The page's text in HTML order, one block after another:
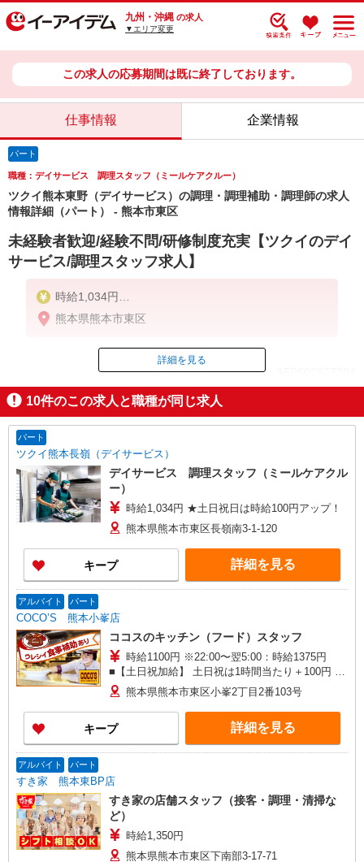
九州・沖縄 の求人
▼エリア変更
この求人の応募期間は既に終了しております。
仕事情報 企業情報
パート
職種：デイサービス 調理スタッフ（ミールケアクルー）
ツクイ熊本東野（デイサービス）の調理・調理補助・調理師の求人
情報詳細（パート） - 熊本市東区
未経験者歓迎/経験不問/研修制度充実【ツクイのデイ
サービス/調理スタッフ求人】
時給1,034円
★土日祝日は時給100円アップ！
熊本県熊本市東区
ID：AE0602827304
掲載期間終了
詳細を見る
10件のこの求人と職種が同じ求人
パート
ツクイ熊本長嶺（デイサービス）
デイサービス 調理スタッフ（ミールケアクル
ー）
時給1,034円 ★土日祝日は時給100円アップ！
熊本県熊本市東区長嶺南3-1-120
キープ 詳細を見る
アルバイト パート
COCO’S 熊本小峯店
ココスのキッチン（フード）スタッフ
時給1100円 ※22:00〜翌5:00：時給1375円
■【土日祝加給】 土日祝は1時間当たり＋100円 ■
特別手当 早朝手当（5:00〜8:00）時給＋100円
熊本県熊本市東区小峯2丁目2番103号
キープ 詳細を見る
アルバイト パート
すき家 熊本東BP店
すき家の店舗スタッフ（接客・調理・清掃な
ど）
時給1,350円
熊本県熊本市東区下南部3-17-71